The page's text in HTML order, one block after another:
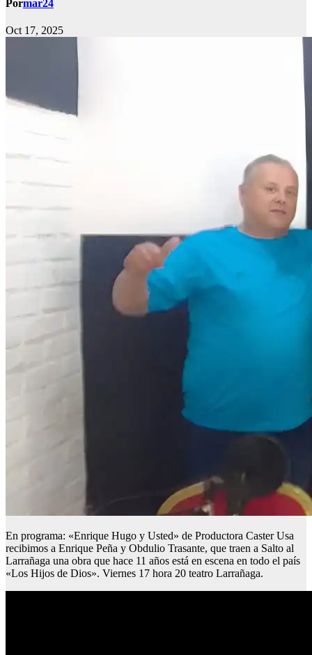
Pormar24
Oct 17, 2025
En programa: «Enrique Hugo y Usted» de Productora Caster Usa
recibimos a Enrique Peña y Obdulio Trasante, que traen a Salto al
Larrañaga una obra que hace 11 años está en escena en todo el país
«Los Hijos de Dios». Viernes 17 hora 20 teatro Larrañaga.